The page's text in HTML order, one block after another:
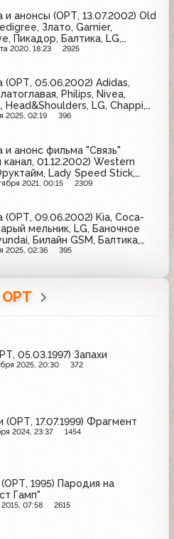
и анонсы (ОРТ, 13.07.2002) Old
Злато, Garnier,
Пикадор, Балтика, LG,
AOS, Secret, Олейна, Whiskas
2020, 18:23 2925
(ОРТ, 05.06.2002) Adidas,
Philips, Nivea,
Head&Shoulders, LG, Chappi,
мельник
2025, 02:19 396
и анонс фильма "Связь"
01.12.2002) Western
Lady Speed Stick,
Фруктовый сад, Чудо,
2021, 00:15 2309
(ОРТ, 09.06.2002) Kia, Coca-
мельник, LG, Баночное
Билайн GSM, Балтика,
2025, 02:36 395
ОРТ
05.03.1997) Запахи
2025, 20:30 372
(ОРТ, 17.07.1999) Фрагмент
2024, 23:37 1454
1995) Пародия на
Гамп"
07:58 2615